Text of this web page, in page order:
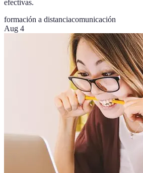
efectivas.
formación a distanciacomunicación
Aug 4